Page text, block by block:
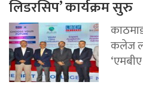
लिडरसिप’ कार्यक्रम सुरु
कलेज